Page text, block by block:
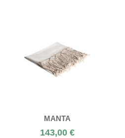
MANTA
143,00 €